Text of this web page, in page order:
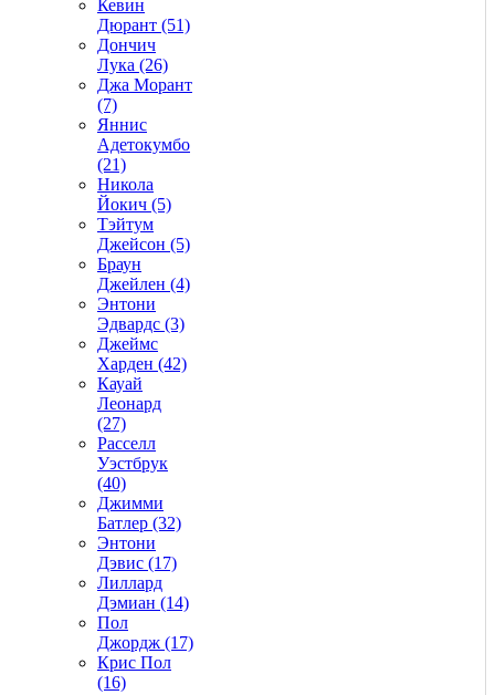
Кевин
Дюрант (51)
Дончич
Лука (26)
Джа Морант
(7)
Яннис
Адетокумбо
(21)
Никола
Йокич (5)
Тэйтум
Джейсон (5)
Браун
Джейлен (4)
Энтони
Эдвардс (3)
Джеймс
Харден (42)
Кауай
Леонард
(27)
Расселл
Уэстбрук
(40)
Джимми
Батлер (32)
Энтони
Дэвис (17)
Лиллард
Дэмиан (14)
Пол
Джордж (17)
Крис Пол
(16)